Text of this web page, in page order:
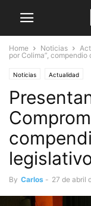
Home Noticias
por Colima”,
Noticias Actualidad
By Carlos - 27 de abril